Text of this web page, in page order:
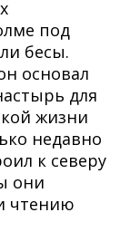
под
бесы.
основал
для
жизни
недавно
к северу
они
чтению